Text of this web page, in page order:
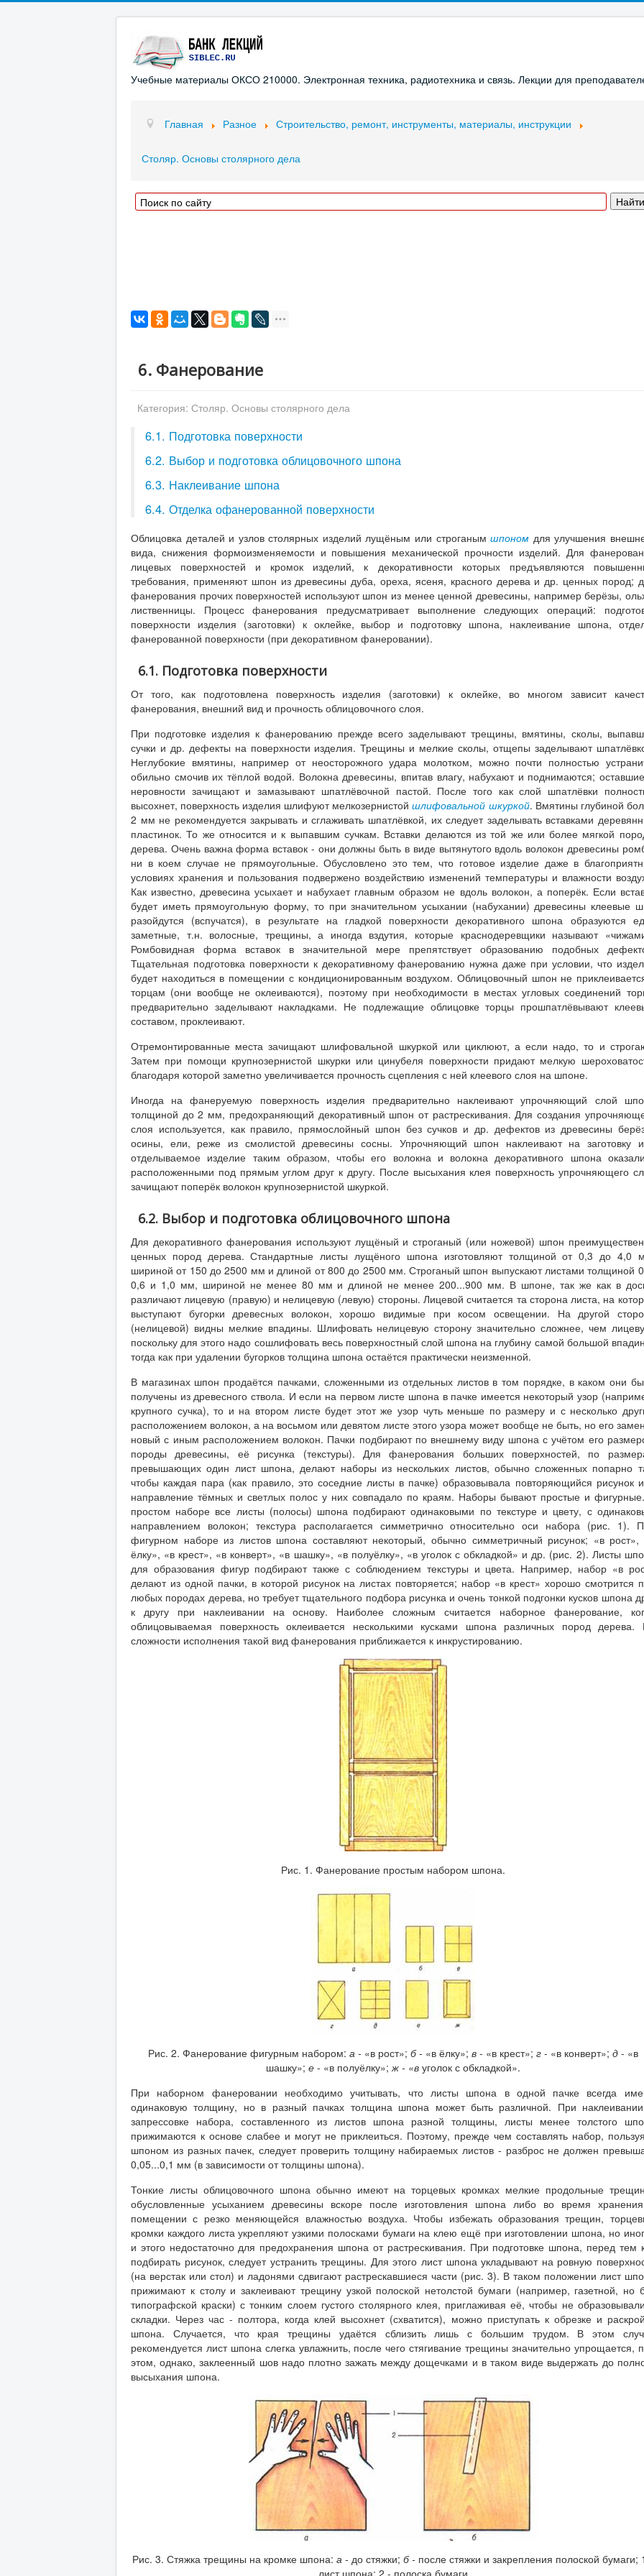
Учебные материалы ОКСО 210000. Электронная техника, радиотехника и связь. Лекции для
Главная Разное Строительство, ремонт, инструменты, материалы, инструкции
Столяр. Основы столярного дела
6. Фанерование
Категория: Столяр. Основы столярного дела
6.1. Подготовка поверхности
6.2. Выбор и подготовка облицовочного шпона
6.3. Наклеивание шпона
6.4. Отделка офанерованной поверхности
Облицовка деталей и узлов столярных изделий лущёным или строганымшпоном для улучшения
вида, снижения формоизменяемости и повышения механической прочности изделий. Для
лицевых поверхностей и кромок изделий, к декоративности которых предъявляются
требования, применяют шпон из древесины дуба, ореха, ясеня, красного дерева и др. ценных пород;
фанерования прочих поверхностей используют шпон из менее ценной древесины, например берёзы,
лиственницы. Процесс фанерования предусматривает выполнение следующих операций:
поверхности изделия (заготовки) к оклейке, выбор и подготовку шпона, наклеивание шпона,
фанерованной поверхности (при декоративном фанеровании).
6.1. Подготовка поверхности
От того, как подготовлена поверхность изделия (заготовки) к оклейке, во многом зависит
фанерования, внешний вид и прочность облицовочного слоя.
При подготовке изделия к фанерованию прежде всего заделывают трещины, вмятины, сколы,
сучки и др. дефекты на поверхности изделия. Трещины и мелкие сколы, отщепы заделывают
Неглубокие вмятины, например от неосторожного удара молотком, можно почти полностью
обильно смочив их тёплой водой. Волокна древесины, впитав влагу, набухают и поднимаются;
неровности зачищают и замазывают шпатлёвочной пастой. После того как слой шпатлёвки
высохнет, поверхность изделия шлифуют мелкозернистойшлифовальной шкуркой. Вмятины глубиной
2 мм не рекомендуется закрывать и сглаживать шпатлёвкой, их следует заделывать вставками
пластинок. То же относится и к выпавшим сучкам. Вставки делаются из той же или более мягкой
дерева. Очень важна форма вставок - они должны быть в виде вытянутого вдоль волокон древесины
ни в коем случае не прямоугольные. Обусловлено это тем, что готовое изделие даже в
условиях хранения и пользования подвержено воздействию изменений температуры и влажности
Как известно, древесина усыхает и набухает главным образом не вдоль волокон, а поперёк. Если
будет иметь прямоугольную форму, то при значительном усыхании (набухании) древесины клеевые
разойдутся (вспучатся), в результате на гладкой поверхности декоративного шпона образуются
заметные, т.н. волосные, трещины, а иногда вздутия, которые краснодеревщики называют
Ромбовидная форма вставок в значительной мере препятствует образованию подобных
Тщательная подготовка поверхности к декоративному фанерованию нужна даже при условии, что
будет находиться в помещении с кондиционированным воздухом. Облицовочный шпон не
торцам (они вообще не оклеиваются), поэтому при необходимости в местах угловых соединений
предварительно заделывают накладками. Не подлежащие облицовке торцы прошпатлёвывают
составом, проклеивают.
Отремонтированные места зачищают шлифовальной шкуркой или циклюют, а если надо, то и
Затем при помощи крупнозернистой шкурки или цинубеля поверхности придают мелкую
благодаря которой заметно увеличивается прочность сцепления с ней клеевого слоя на шпоне.
Иногда на фанеруемую поверхность изделия предварительно наклеивают упрочняющий слой
толщиной до 2 мм, предохраняющий декоративный шпон от растрескивания. Для создания
слоя используется, как правило, прямослойный шпон без сучков и др. дефектов из древесины
осины, ели, реже из смолистой древесины сосны. Упрочняющий шпон наклеивают на заготовку
отделываемое изделие таким образом, чтобы его волокна и волокна декоративного шпона
расположенными под прямым углом друг к другу. После высыхания клея поверхность упрочняющего
зачищают поперёк волокон крупнозернистой шкуркой.
6.2. Выбор и подготовка облицовочного шпона
Для декоративного фанерования используют лущёный и строганый (или ножевой) шпон
ценных пород дерева. Стандартные листы лущёного шпона изготовляют толщиной от 0,3 до 4,0
шириной от 150 до 2500 мм и длиной от 800 до 2500 мм. Строганый шпон выпускают листами толщиной
0,6 и 1,0 мм, шириной не менее 80 мм и длиной не менее 200...900 мм. В шпоне, так же как в
различают лицевую (правую) и нелицевую (левую) стороны. Лицевой считается та сторона листа, на
выступают бугорки древесных волокон, хорошо видимые при косом освещении. На другой
(нелицевой) видны мелкие впадины. Шлифовать нелицевую сторону значительно сложнее, чем
поскольку для этого надо сошлифовать весь поверхностный слой шпона на глубину самой большой
тогда как при удалении бугорков толщина шпона остаётся практически неизменной.
В магазинах шпон продаётся пачками, сложенными из отдельных листов в том порядке, в каком они
получены из древесного ствола. И если на первом листе шпона в пачке имеется некоторый узор
крупного сучка), то и на втором листе будет этот же узор чуть меньше по размеру и с несколько
расположением волокон, а на восьмом или девятом листе этого узора может вообще не быть, но его
новый с иным расположением волокон. Пачки подбирают по внешнему виду шпона с учётом его
породы древесины, её рисунка (текстуры). Для фанерования больших поверхностей, по
превышающих один лист шпона, делают наборы из нескольких листов, обычно сложенных попарно
чтобы каждая пара (как правило, это соседние листы в пачке) образовывала повторяющийся рисунок
направление тёмных и светлых полос у них совпадало по краям. Наборы бывают простые и
простом наборе все листы (полосы) шпона подбирают одинаковыми по текстуре и цвету, с
направлением волокон; текстура располагается симметрично относительно оси набора (рис. 1).
фигурном наборе из листов шпона составляют некоторый, обычно симметричный рисунок; «в рост»,
ёлку», «в крест», «в конверт», «в шашку», «в полуёлку», «в уголок с обкладкой» и др. (рис. 2). Листы
для образования фигур подбирают также с соблюдением текстуры и цвета. Например, набор «в
делают из одной пачки, в которой рисунок на листах повторяется; набор «в крест» хорошо смотрится
любых породах дерева, но требует тщательного подбора рисунка и очень тонкой подгонки кусков шпона
к другу при наклеивании на основу. Наиболее сложным считается наборное фанерование,
облицовываемая поверхность оклеивается несколькими кусками шпона различных пород дерева.
сложности исполнения такой вид фанерования приближается к инкрустированию.
Рис. 1. Фанерование простым набором шпона.
Рис. 2. Фанерование фигурным набором: а- «в рост»; б - «в ёлку»; в- «в крест»; г- «в конверт»; д- «в
шашку»; е- «в полуёлку»;ж - «в уголок с обкладкой».
При наборном фанеровании необходимо учитывать, что листы шпона в одной пачке всегда
одинаковую толщину, но в разный пачках толщина шпона может быть различной. При
запрессовке набора, составленного из листов шпона разной толщины, листы менее толстого
прижимаются к основе слабее и могут не приклеиться. Поэтому, прежде чем составлять набор,
шпоном из разных пачек, следует проверить толщину набираемых листов - разброс не должен
0,05...0,1 мм (в зависимости от толщины шпона).
Тонкие листы облицовочного шпона обычно имеют на торцевых кромках мелкие продольные
обусловленные усыханием древесины вскоре после изготовления шпона либо во время
помещении с резко меняющейся влажностью воздуха. Чтобы избежать образования трещин,
кромки каждого листа укрепляют узкими полосками бумаги на клею ещё при изготовлении шпона, но
и этого недостаточно для предохранения шпона от растрескивания. При подготовке шпона, перед тем
подбирать рисунок, следует устранить трещины. Для этого лист шпона укладывают на ровную
(на верстак или стол) и ладонями сдвигают растрескавшиеся части (рис. 3). В таком положении лист
прижимают к столу и заклеивают трещину узкой полоской нетолстой бумаги (например, газетной, но
типографской краски) с тонким слоем густого столярного клея, приглаживая её, чтобы не
складки. Через час - полтора, когда клей высохнет (схватится), можно приступать к обрезке и
шпона. Случается, что края трещины удаётся сблизить лишь с большим трудом. В этом
рекомендуется лист шпона слегка увлажнить, после чего стягивание трещины значительно упрощается,
этом, однако, заклеенный шов надо плотно зажать между дощечками и в таком виде выдержать до
высыхания шпона.
Рис. 3. Стяжка трещины на кромке шпона:а - до стяжки;б - после стяжки и закрепления полоской бумаги;
лист шпона; 2 - полоска бумаги